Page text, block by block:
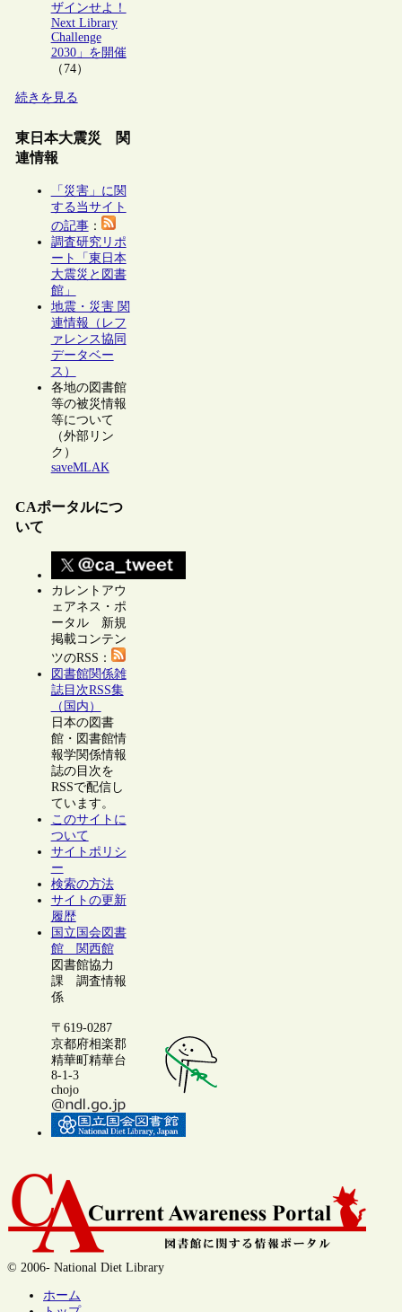
ザインせよ！
Next Library
Challenge
2030」を開催
（74）
続きを見る
東日本大震災 関
連情報
「災害」に関
する当サイト
の記事：
調査研究リポ
ート「東日本
大震災と図書
館」
地震・災害 関
連情報（レフ
ァレンス協同
データベー
ス）
各地の図書館
等の被災情報
等について
（外部リン
ク）
saveMLAK
CAポータルにつ
いて
カレントアウ
ェアネス・ポ
ータル 新規
掲載コンテン
ツのRSS：
図書館関係雑
誌目次RSS集
（国内）
日本の図書
館・図書館情
報学関係情報
誌の目次を
RSSで配信し
ています。
このサイトに
ついて
サイトポリシ
ー
検索の方法
サイトの更新
履歴
国立国会図書
館 関西館
図書館協力
課 調査情報
係
〒619-0287
京都府相楽郡
精華町精華台
8-1-3
chojo
© 2006- National Diet Library
ホーム